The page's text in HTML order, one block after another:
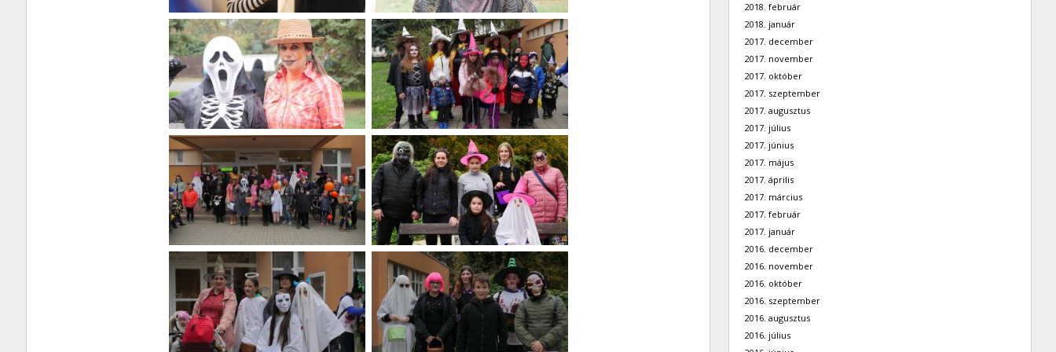
2018. február
2018. január
2017. december
2017. november
2017. október
2017. szeptember
2017. augusztus
2017. július
2017. június
2017. május
2017. április
2017. március
2017. február
2017. január
2016. december
2016. november
2016. október
2016. szeptember
2016. augusztus
2016. július